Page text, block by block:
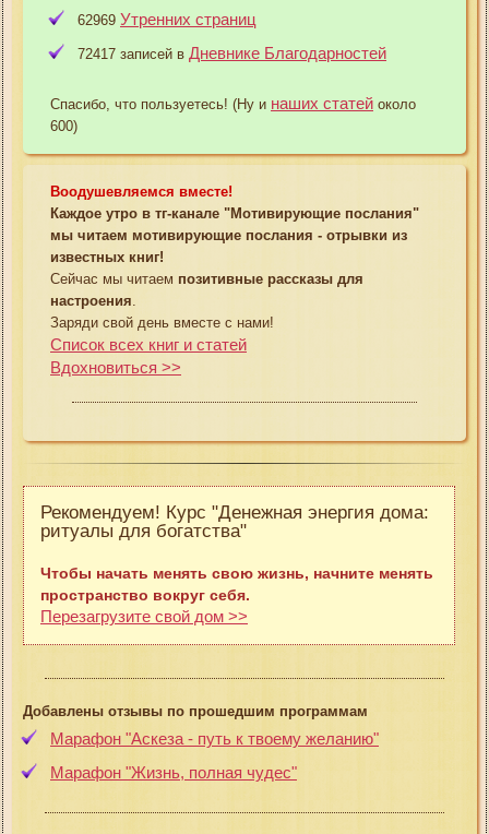
62969 Утренних страниц
72417 записей в Дневнике Благодарностей
Спасибо, что пользуетесь! (Ну и наших статей около
600)
Воодушевляемся вместе!
Каждое утро в тг-канале "Мотивирующие послания"
мы читаем мотивирующие послания - отрывки из
известных книг!
Сейчас мы читаем позитивные рассказы для
настроения
Заряди свой день вместе с нами!
Список всех книг и статей
Вдохновиться >>
Рекомендуем! Курс "Денежная энергия дома:
ритуалы для богатства"
Чтобы начать менять свою жизнь, начните менять
пространство вокруг себя.
Перезагрузите свой дом >>
Добавлены отзывы по прошедшим программам
Марафон "Аскеза - путь к твоему желанию"
Марафон "Жизнь, полная чудес"